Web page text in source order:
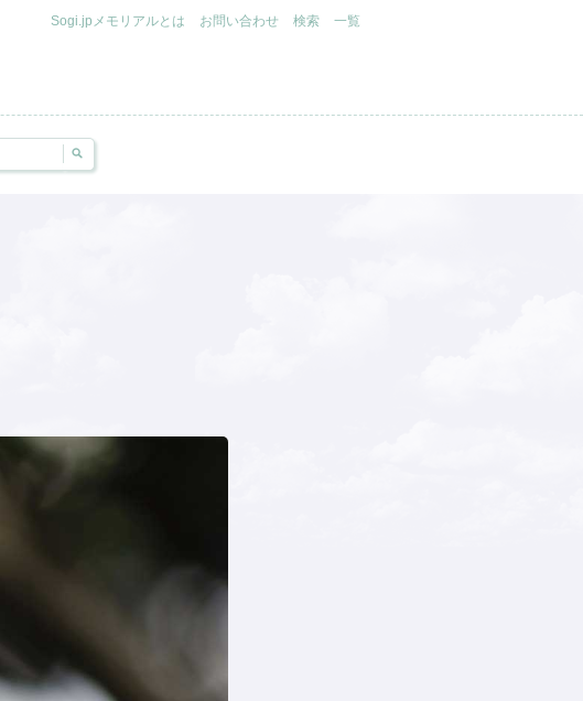
Sogi.jpメモリアルとは お問い合わせ 検索 一覧